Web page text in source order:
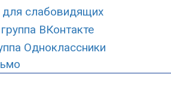
для слабовидящих
ВКонтакте
Одноклассники